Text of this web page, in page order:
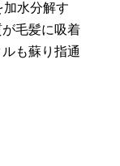
水分解す
毛髪に吸着
も蘇り指通